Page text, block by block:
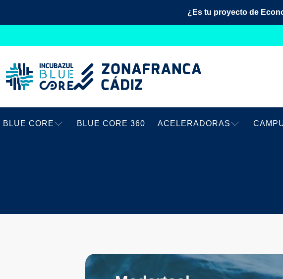
¿Es tu proyecto de
BLUE CORE BLUE CORE 360 ACELERADORAS